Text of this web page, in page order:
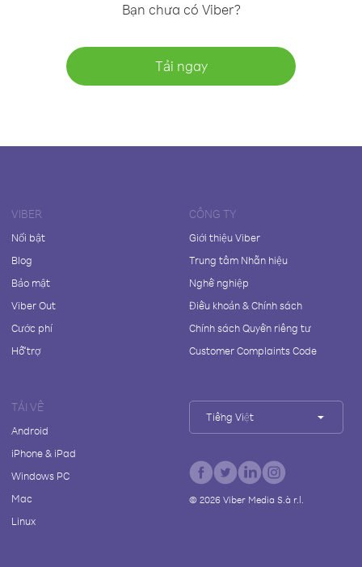
Bạn chưa có Viber?
Tải ngay
VIBER
Nổi bật
Blog
Bảo mật
Viber Out
Cước phí
Hỗ trợ
CÔNG TY
Giới thiệu Viber
Trung tâm Nhãn hiệu
Nghề nghiệp
Điều khoản & Chính sách
Chính sách Quyền riêng tư
Customer Complaints Code
TẢI VỀ
Android
iPhone & iPad
Windows PC
Mac
Linux
Tiếng Việt
© 2026Viber Media S.à r.l.